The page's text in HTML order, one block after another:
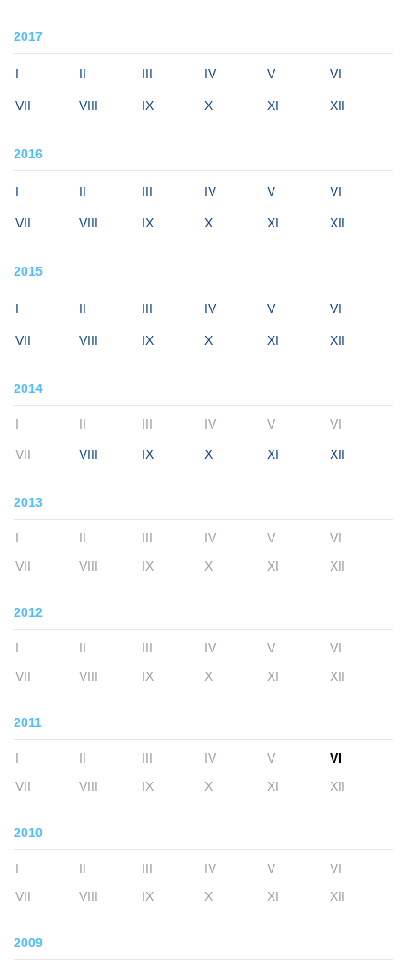
2017
I II III IV V VI
VII VIII IX X XI XII
2016
I II III IV V VI
VII VIII IX X XI XII
2015
I II III IV V VI
VII VIII IX X XI XII
2014
I II III IV V VI
VII VIII IX X XI XII
2013
I II III IV V
VI
VII
VIII IX X XI XII
2012
I II III IV V
VI
VII
VIII IX X XI XII
2011
I II III IV V
VI
VII
VIII IX X XI XII
2010
I II III IV V
VI
VII
VIII IX X XI XII
2009